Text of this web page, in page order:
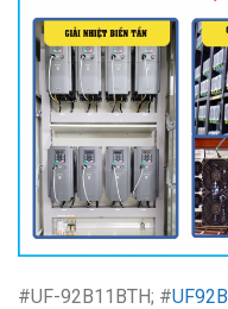
#UF-92B11BTH; #UF92B